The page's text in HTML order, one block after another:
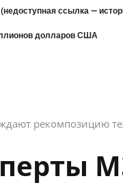
(недоступная ссылка —
долларов США
рекомпозицию